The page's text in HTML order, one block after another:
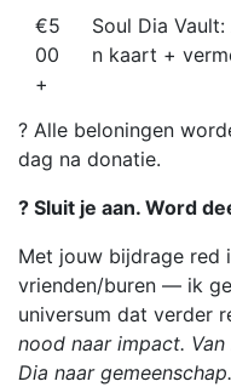
€5
00
+
Soul Dia
n kaart +
? Alle beloningen
dag na donatie.
?️ Sluit je aan. Word
Met jouw bijdrage red
vrienden/buren — ik
universum dat verder
nood naar impact.
Dia naar gemeenschap.